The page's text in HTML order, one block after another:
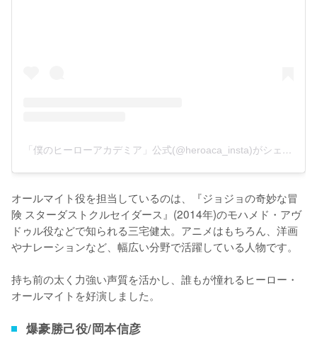
「僕のヒーローアカデミア」公式(@heroaca_insta)がシェアした投稿
オールマイト役を担当しているのは、『ジョジョの奇妙な冒
険 スターダストクルセイダース』(2014年)のモハメド・アヴ
ドゥル役などで知られる三宅健太。アニメはもちろん、洋画
やナレーションなど、幅広い分野で活躍している人物です。
持ち前の太く力強い声質を活かし、誰もが憧れるヒーロー・
オールマイトを好演しました。
爆豪勝己役/岡本信彦